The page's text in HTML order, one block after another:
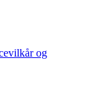
og